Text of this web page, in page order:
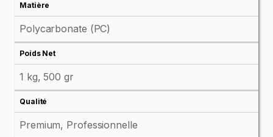
Matière
Polycarbonate (PC)
Poids Net
1 kg, 500 gr
Qualité
Premium, Professionnelle